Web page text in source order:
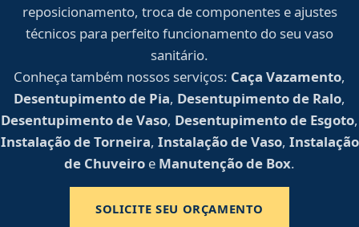
reposicionamento, troca de componentes e ajustes
técnicos para perfeito funcionamento do seu vaso
sanitário.
Conheça também nossos serviços: Caça Vazamento,
Desentupimento de Pia, Desentupimento de Ralo,
Desentupimento de Vaso, Desentupimento de Esgoto,
Instalação de Torneira, Instalação de Vaso, Instalação
de Chuveiro e Manutenção de Box.
SOLICITE SEU ORÇAMENTO